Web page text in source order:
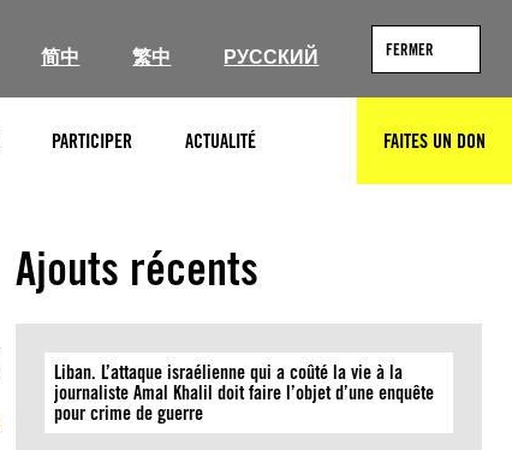
简中 繁中 РУССКИЙ FERMER
PARTICIPER ACTUALITÉ RECHERCHERFAITES UN DON
Ajouts récents
Liban. L’attaque israélienne qui a coûté la vie à la
journaliste Amal Khalil doit faire l’objet d’une enquête
pour crime de guerre